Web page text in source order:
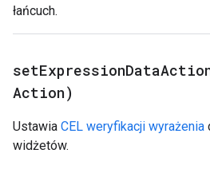
łańcuch.
Action)
Ustawia CEL weryfikacji wyrażenia
widżetów.